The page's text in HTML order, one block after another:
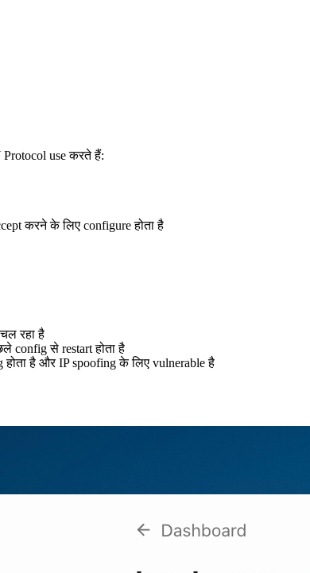
use करते हैं:
करने के लिए configure होता है
रहा है
config से restart होता है
है और IP spoofing के लिए vulnerable है